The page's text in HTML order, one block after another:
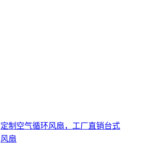
定制空气循环风扇，工厂直销台式
风扇